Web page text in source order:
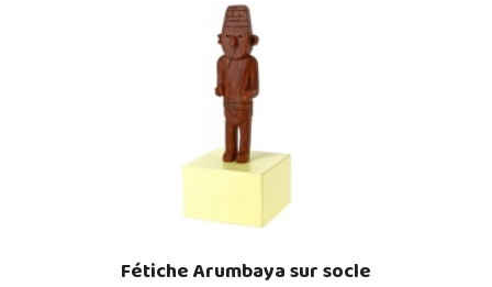
Fétiche Arumbaya sur socle